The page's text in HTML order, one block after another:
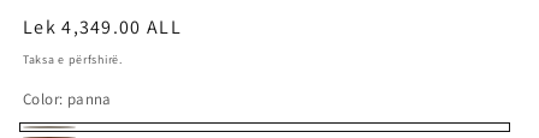
Çmimi
i
Lek 4,349.00 ALL
Taksa e përfshirë.
Color: panna